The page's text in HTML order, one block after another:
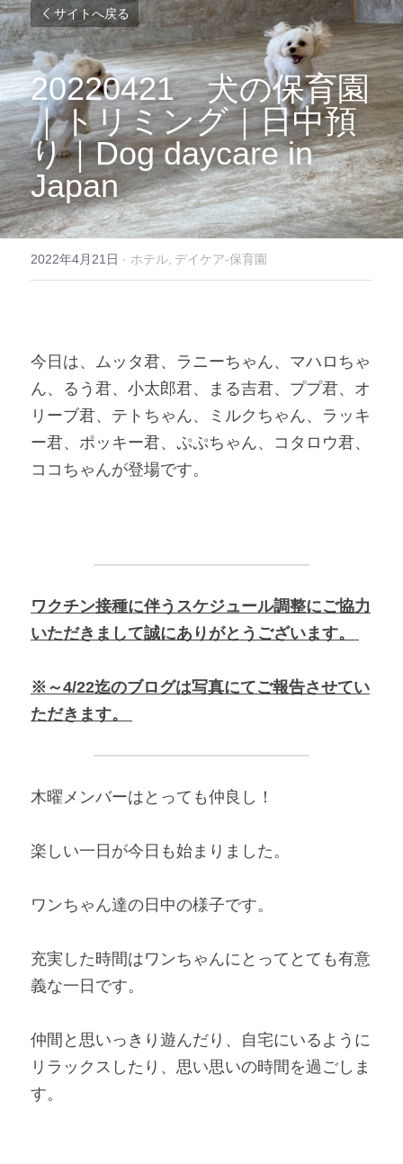
サイトへ戻る
20220421　犬の保育園
｜トリミング｜日中預
り｜Dog daycare in
Japan
2022年4月21日 · ホテル, デイケア-保育園
今日は、ムッタ君、ラニーちゃん、マハロちゃ
ん、るう君、小太郎君、まる吉君、ププ君、オ
リーブ君、テトちゃん、ミルクちゃん、ラッキ
ー君、ポッキー君、ぷぷちゃん、コタロウ君、
ココちゃんが登場です。
ワクチン接種に伴うスケジュール調整にご協力
いただきまして誠にありがとうございます。
※～4/22迄のブログは写真にてご報告させてい
ただきます。
木曜メンバーはとっても仲良し！
楽しい一日が今日も始まりました。
ワンちゃん達の日中の様子です。
充実した時間はワンちゃんにとってとても有意
義な一日です。
仲間と思いっきり遊んだり、自宅にいるように
リラックスしたり、思い思いの時間を過ごしま
す。